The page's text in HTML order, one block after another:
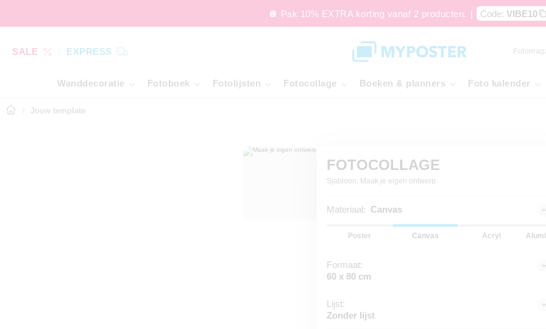
🪩 Pak 10% EXTRA korting vanaf 2 producten. | Code:VIBE10
SALE EXPRESS
Wanddecoratie Fotoboek Fotolijsten Fotocollage Boeken & planners Foto kalender
Jouw template
FOTOCOLLAGE
Sjabloon: Maak je eigen ontwerp
Materiaal: Canvas
Poster Canvas Acryl
Formaat:
60 x 80 cm
Lijst:
Zonder lijst